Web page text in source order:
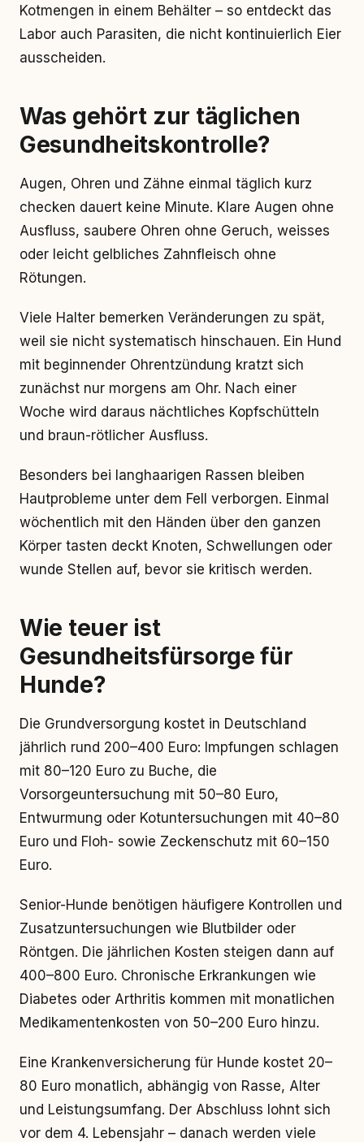
Kotmengen in einem Behälter – so entdeckt das
Labor auch Parasiten, die nicht kontinuierlich Eier
ausscheiden.
Was gehört zur täglichen
Gesundheitskontrolle?
Augen, Ohren und Zähne einmal täglich kurz
checken dauert keine Minute. Klare Augen ohne
Ausfluss, saubere Ohren ohne Geruch, weisses
oder leicht gelbliches Zahnfleisch ohne
Rötungen.
Viele Halter bemerken Veränderungen zu spät,
weil sie nicht systematisch hinschauen. Ein Hund
mit beginnender Ohrentzündung kratzt sich
zunächst nur morgens am Ohr. Nach einer
Woche wird daraus nächtliches Kopfschütteln
und braun-rötlicher Ausfluss.
Besonders bei langhaarigen Rassen bleiben
Hautprobleme unter dem Fell verborgen. Einmal
wöchentlich mit den Händen über den ganzen
Körper tasten deckt Knoten, Schwellungen oder
wunde Stellen auf, bevor sie kritisch werden.
Wie teuer ist
Gesundheitsfürsorge für
Hunde?
Die Grundversorgung kostet in Deutschland
jährlich rund 200–400 Euro: Impfungen schlagen
mit 80–120 Euro zu Buche, die
Vorsorgeuntersuchung mit 50–80 Euro,
Entwurmung oder Kotuntersuchungen mit 40–80
Euro und Floh- sowie Zeckenschutz mit 60–150
Euro.
Senior-Hunde benötigen häufigere Kontrollen und
Zusatzuntersuchungen wie Blutbilder oder
Röntgen. Die jährlichen Kosten steigen dann auf
400–800 Euro. Chronische Erkrankungen wie
Diabetes oder Arthritis kommen mit monatlichen
Medikamentenkosten von 50–200 Euro hinzu.
Eine Krankenversicherung für Hunde kostet 20–
80 Euro monatlich, abhängig von Rasse, Alter
und Leistungsumfang. Der Abschluss lohnt sich
vor dem 4. Lebensjahr – danach werden viele